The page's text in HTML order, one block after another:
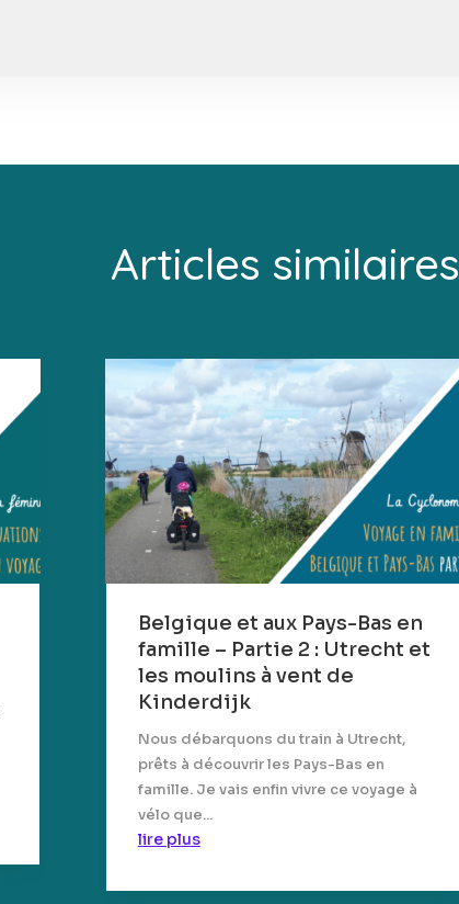
Articles similaires
Belgique et aux Pays-Bas en
famille – Partie 2 : Utrecht et
les moulins à vent de
Kinderdijk
Nous débarquons du train à Utrecht,
prêts à découvrir les Pays-Bas en
famille. Je vais enfin vivre ce voyage à
vélo que...
lire plus